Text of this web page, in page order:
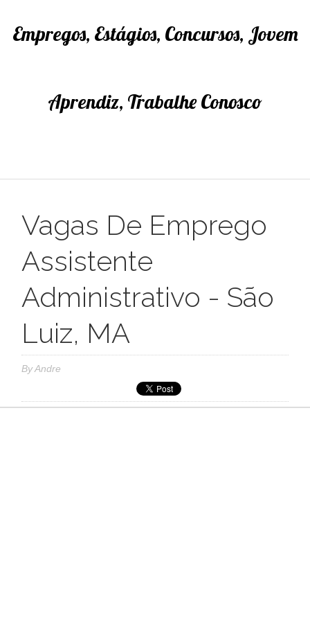
Empregos, Estágios, Concursos, Jovem
Aprendiz, Trabalhe Conosco
Vagas De Emprego
Assistente
Administrativo - São
Luiz, MA
ByAndre